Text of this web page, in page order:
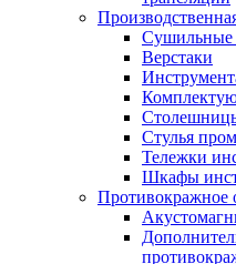
Верстаки
Стулья
Тележки
Шкафы
Противокражное